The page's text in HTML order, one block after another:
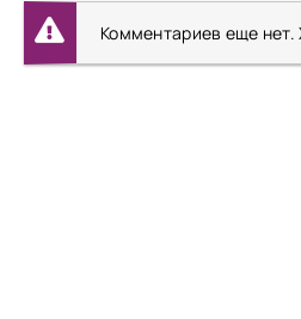
Комментариев еще нет.